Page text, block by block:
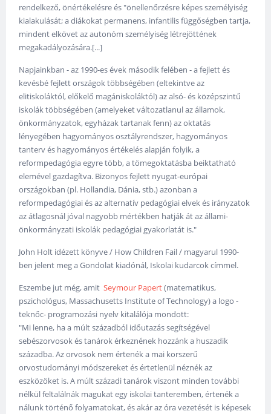
rendelkező, önértékelésre és "önellenőrzésre képes személyiség
kialakulását; a diákokat permanens, infantilis függőségben tartja,
mindent elkövet az autonóm személyiség létrejöttének
megakadályozására.[...]
Napjainkban - az 1990-es évek második felében - a fejlett és
kevésbé fejlett országok többségében (eltekintve az
elitiskoláktól, előkelő magániskoláktól) az alsó- és középszintű
iskolák többségében (amelyeket változatlanul az államok,
önkormányzatok, egyházak tartanak fenn) az oktatás
lényegében hagyományos osztályrendszer, hagyományos
tanterv és hagyományos értékelés alapján folyik, a
reformpedagógia egyre több, a tömegoktatásba beiktatható
elemével gazdagítva. Bizonyos fejlett nyugat-európai
országokban (pl. Hollandia, Dánia, stb.) azonban a
reformpedagógiai és az alternatív pedagógiai elvek és irányzatok
az átlagosnál jóval nagyobb mértékben hatják át az állami-
önkormányzati iskolák pedagógiai gyakorlatát is."
John Holt idézett könyve / How Children Fail / magyarul 1990-
ben jelent meg a Gondolat kiadónál, Iskolai kudarcok címmel.
Eszembe jut még, amitSeymour Papert(matematikus,
pszichológus, Massachusetts Institute of Technology) a logo -
teknőc- programozási nyelv kitalálója mondott:
"Mi lenne, ha a múlt századból időutazás segítségével
sebészorvosok és tanárok érkeznének hozzánk a huszadik
századba. Az orvosok nem értenék a mai korszerű
orvostudományi módszereket és értetlenül néznék az
eszközöket is. A múlt századi tanárok viszont minden további
nélkül feltalálnák magukat egy iskolai tanteremben, értenék a
nálunk történő folyamatokat, és akár az óra vezetését is képesek